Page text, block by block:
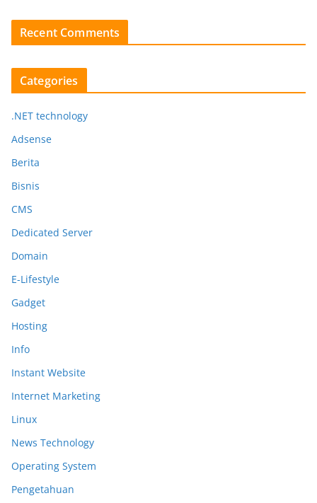
Recent Comments
Categories
.NET technology
Adsense
Berita
Bisnis
CMS
Dedicated Server
Domain
E-Lifestyle
Gadget
Hosting
Info
Instant Website
Internet Marketing
Linux
News Technology
Operating System
Pengetahuan